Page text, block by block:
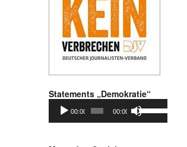
Statements „Demokratie“
Audio-
Player
00:00 00:00
Hoch/Runter
benutzen,